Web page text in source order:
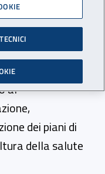
tra Inail
al
dei piani di
della salute